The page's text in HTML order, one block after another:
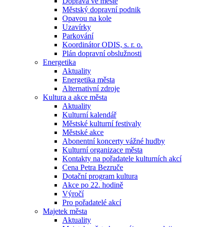
Městský dopravní podnik
Opavou na kole
Uzavírky
Parkování
Koordinátor ODIS, s. r. o.
Plán dopravní obslužnosti
Energetika
Aktuality
Energetika města
Alternativní zdroje
Kultura a akce města
Aktuality
Kulturní kalendář
Městské kulturní festivaly
Městské akce
Abonentní koncerty vážné hudby
Kulturní organizace města
Kontakty na pořadatele kulturních akcí
Cena Petra Bezruče
Dotační program kultura
Akce po 22. hodině
Výročí
Pro pořadatelé akcí
Majetek města
Aktuality